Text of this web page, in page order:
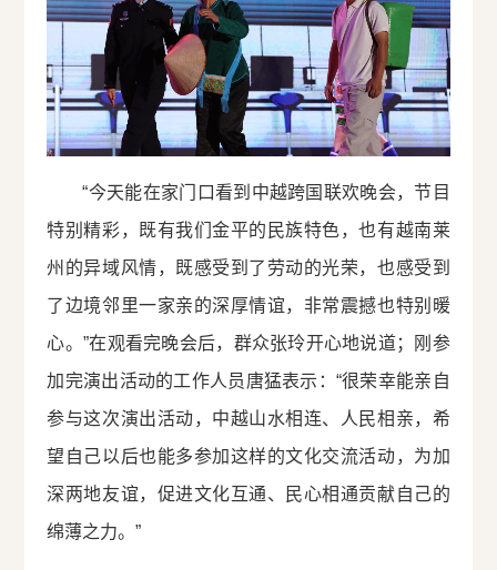
“今天能在家门口看到中越跨国联欢晚会，节目
特别精彩，既有我们金平的民族特色，也有越南莱
州的异域风情，既感受到了劳动的光荣，也感受到
了边境邻里一家亲的深厚情谊，非常震撼也特别暖
心。”在观看完晚会后，群众张玲开心地说道；刚参
加完演出活动的工作人员唐猛表示：“很荣幸能亲自
参与这次演出活动，中越山水相连、人民相亲，希
望自己以后也能多参加这样的文化交流活动，为加
深两地友谊，促进文化互通、民心相通贡献自己的
绵薄之力。”